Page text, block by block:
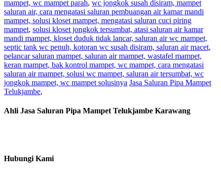
mampet, wc mampet parah, wc jongkok susah disiram, mampet
saluran air, cara mengatasi saluran pembuangan air kamar mandi
mampet, solusi kloset mampet, mengatasi saluran cuci piring
mampet, solusi kloset jongkok tersumbat, atasi saluran air kamar
mandi mampet, kloset duduk tidak lancar, saluran air wc mampet,
septic tank wc penuh, kotoran wc susah disiram, saluran air macet,
pelancar saluran mampet, saluran air mampet, wastafel mampet,
keran mampet, bak kontrol mampet, wc mampet, cara mengatasi
saluran air mampet, solusi wc mampet, saluran air tersumbat, wc
jongkok mampet, wc mampet solusinya Jasa Saluran Pipa Mampet
Telukjambe,
Ahli Jasa Saluran Pipa Mampet Telukjambe Karawang
Hubungi Kami